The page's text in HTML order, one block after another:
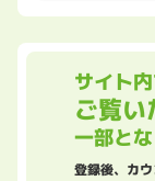
サイト
ご覧
一部とな
登録後、カ